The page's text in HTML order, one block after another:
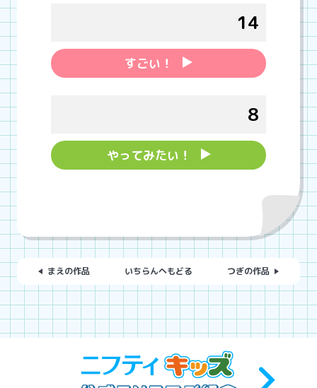
すごい！
14
やってみたい！
8
まえの作品 いちらんへもどる つぎの作品